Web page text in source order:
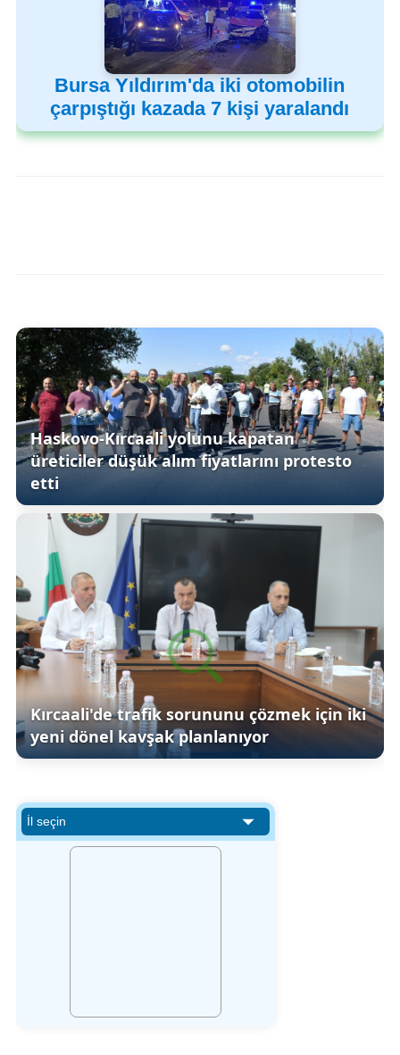
Bursa Yıldırım'da iki otomobilin
çarpıştığı kazada 7 kişi yaralandı
Haskovo-Kırcaali yolunu kapatan
üreticiler düşük alım fiyatlarını protesto
etti
Kırcaali'de trafik sorununu çözmek için iki
yeni dönel kavşak planlanıyor